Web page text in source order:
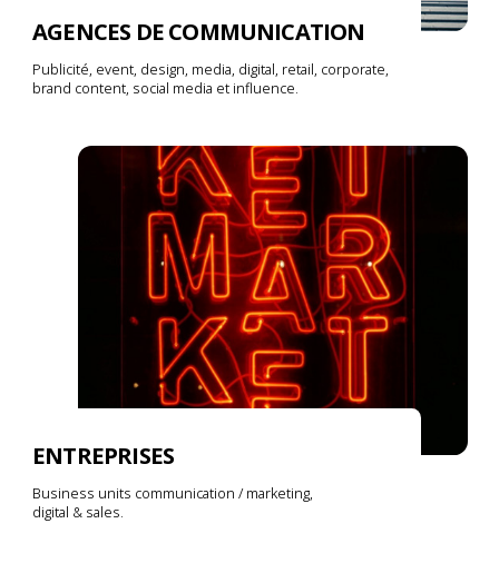
AGENCES DE COMMUNICATION
Publicité, event, design, media, digital, retail, corporate,
brand content, social media et influence.
ENTREPRISES
Business units communication / marketing,
digital & sales.